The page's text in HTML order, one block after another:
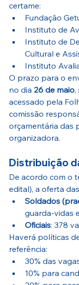
certame:
Fundação
Instituto de
Instituto de
Cultural e
Instituto
O prazo para o
no dia 26 de maio,
acessado pela
comissão
orçamentária das
organizadora.
Distribuição
De acordo com o
edital), a oferta
Soldados
guarda-vidas
Oficiais: 378
Haverá políticas
referência:
30% das
10% para